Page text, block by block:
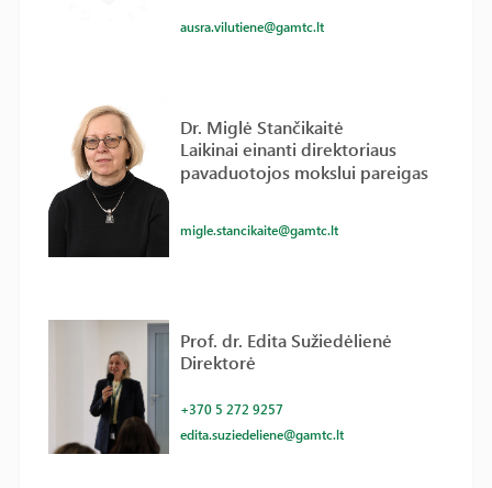
Prof. dr. Edita Sužiedėlienė
Direktorė
+370 5 272 9257
edita.suziedeliene@gamtc.lt
Dr. Miglė Stančikaitė
Laikinai einanti direktoriaus
pavaduotojos mokslui pareigas
migle.stancikaite@gamtc.lt
ausra.vilutiene@gamtc.lt